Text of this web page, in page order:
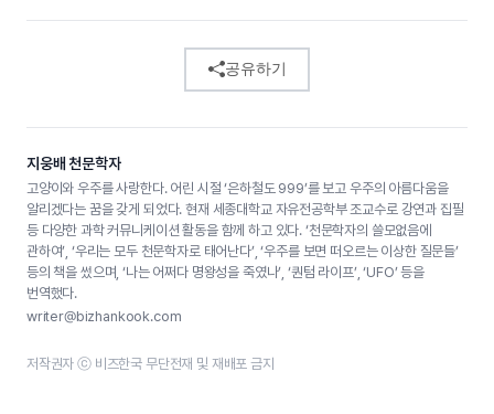
공유하기
지웅배 천문학자
고양이와 우주를 사랑한다. 어린 시절 ‘은하철도 999’를 보고 우주의 아름다움을
알리겠다는 꿈을 갖게 되었다. 현재 세종대학교 자유전공학부 조교수로 강연과 집필
등 다양한 과학 커뮤니케이션 활동을 함께 하고 있다. ‘천문학자의 쓸모없음에
관하여’, ‘우리는 모두 천문학자로 태어난다’, ‘우주를 보면 떠오르는 이상한 질문들’
등의 책을 썼으며, ‘나는 어쩌다 명왕성을 죽였나’, ‘퀀텀 라이프’, ‘UFO’ 등을
번역했다.
writer@bizhankook.com
저작권자 ⓒ 비즈한국 무단전재 및 재배포 금지